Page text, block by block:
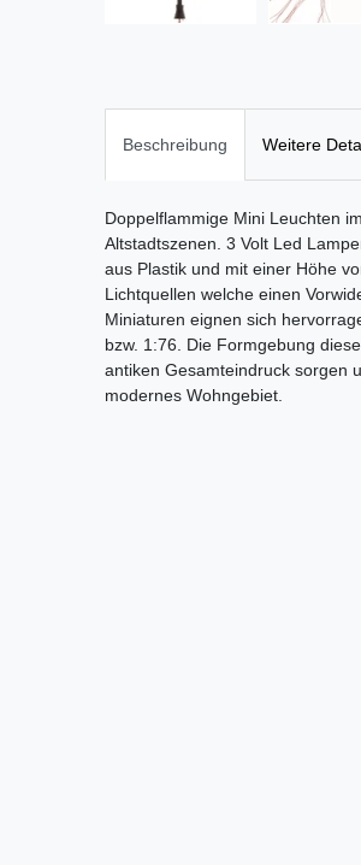
Beschreibung Weitere
Doppelflammige Mini Leuchten
Altstadtszenen. 3 Volt Led
aus Plastik und mit einer Höhe
Lichtquellen welche einen
Miniaturen eignen sich
bzw. 1:76. Die Formgebung
antiken Gesamteindruck sorgen
modernes Wohngebiet.